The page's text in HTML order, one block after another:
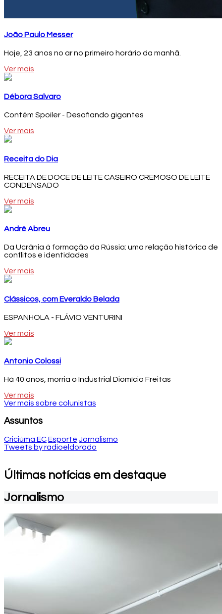
João Paulo Messer
Hoje, 23 anos no ar no primeiro horário da manhã.
Ver mais
Débora Salvaro
Contém Spoiler - Desafiando gigantes
Ver mais
Receita do Dia
RECEITA DE DOCE DE LEITE CASEIRO CREMOSO DE LEITE
CONDENSADO
Ver mais
André Abreu
Da Ucrânia à formação da Rússia: uma relação histórica de
conflitos e identidades
Ver mais
Clássicos, com Everaldo Belada
ESPANHOLA - FLÁVIO VENTURINI
Ver mais
Antonio Colossi
Há 40 anos, morria o Industrial Diomício Freitas
Ver mais
Ver mais sobre colunistas
Assuntos
Criciúma ECEsporte Jornalismo
Tweets by radioeldorado
Últimas notícias em destaque
Jornalismo